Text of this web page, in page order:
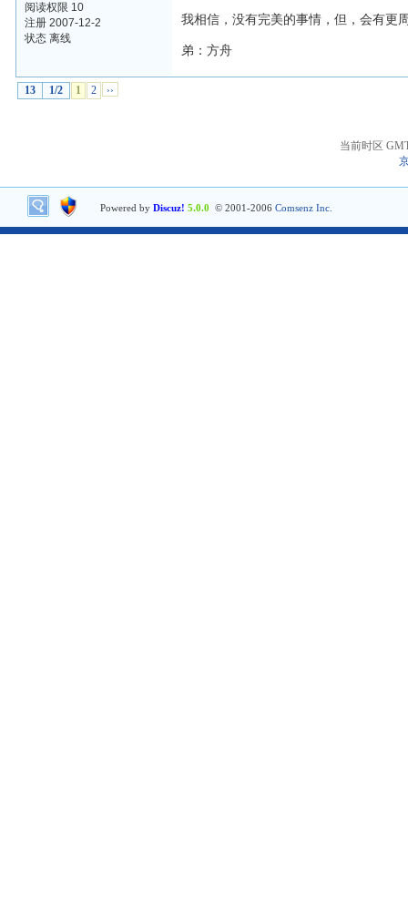
阅读权限 10
注册 2007-12-2
状态 离线
我相信，没有完美的事情，但，会有更
弟：方舟
13 1/2 1 2 ››
当前时区
Powered by Discuz! 5.0.0 © 2001-2006 Comsenz Inc.